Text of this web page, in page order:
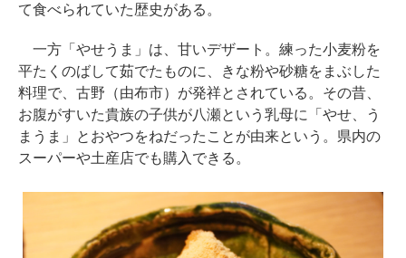
て食べられていた歴史がある。
一方「やせうま」は、甘いデザート。練った小麦粉を
平たくのばして茹でたものに、きな粉や砂糖をまぶした
料理で、古野（由布市）が発祥とされている。その昔、
お腹がすいた貴族の子供が八瀬という乳母に「やせ、う
まうま」とおやつをねだったことが由来という。県内の
スーパーや土産店でも購入できる。